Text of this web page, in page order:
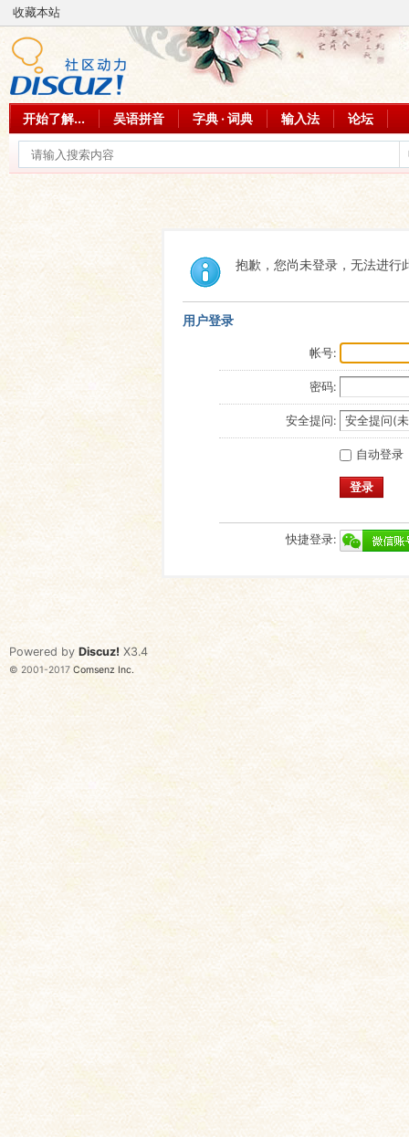
收藏本站
开始了解... 吴语拼音 字典 · 词典 输入法 论坛
抱歉，您尚未登录，无法进行
用户登录
帐号:
密码:
安全提问:
自动登录
登录
快捷登录:
Powered by Discuz! X3.4
© 2001-2017 Comsenz Inc.